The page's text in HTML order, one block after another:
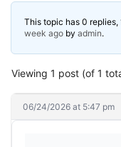
This topic has 0
week ago by admin.
Viewing 1 post (of 1
06/24/2026 at 5:47 pm